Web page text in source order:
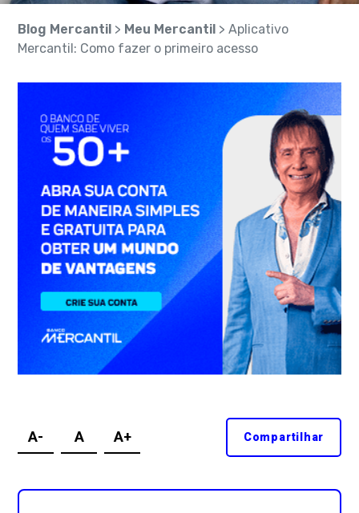
Blog Mercantil > Meu Mercantil > Aplicativo
Mercantil: Como fazer o primeiro acesso
A- A A+ Compartilhar